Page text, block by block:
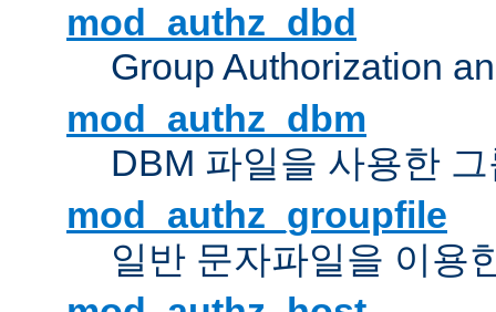
mod_authz_dbd
Group Authorization
mod_authz_dbm
DBM 파일을 사용한
mod_authz_groupfile
일반 문자파일을 이용